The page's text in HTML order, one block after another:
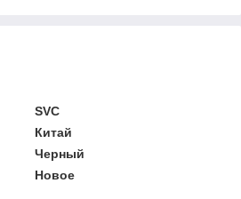
SVC
Китай
Черный
Новое